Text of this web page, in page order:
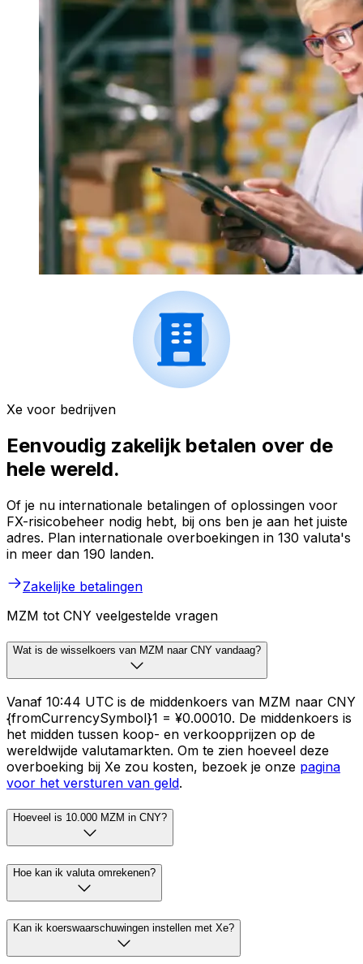
Xe voor bedrijven
Eenvoudig zakelijk betalen over de
hele wereld.
Of je nu internationale betalingen of oplossingen voor
FX-risicobeheer nodig hebt, bij ons ben je aan het juiste
adres. Plan internationale overboekingen in 130 valuta's
in meer dan 190 landen.
Zakelijke betalingen
MZM tot CNY veelgestelde vragen
Wat is de wisselkoers van MZM naar CNY vandaag?
Vanaf 10:44 UTC is de middenkoers van MZM naar CNY
{fromCurrencySymbol}1 = ¥0.00010. De middenkoers is
het midden tussen koop- en verkoopprijzen op de
wereldwijde valutamarkten. Om te zien hoeveel deze
overboeking bij Xe zou kosten, bezoek je onze pagina
voor het versturen van geld.
Hoeveel is 10.000 MZM in CNY?
Hoe kan ik valuta omrekenen?
Kan ik koerswaarschuwingen instellen met Xe?